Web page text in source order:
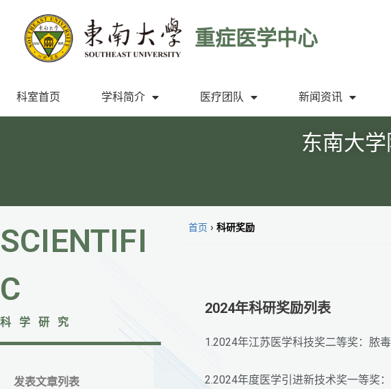
重症医学中心
科室首页 学科简介 医疗团队 新闻资讯
东南大
SCIENTIFI
C
科学研究
发表文章列表
首页 › 科研奖励
2024年科研奖励列表
1.2024年江苏医学科技奖二等奖：脓
2.2024年度医学引进新技术奖一等奖